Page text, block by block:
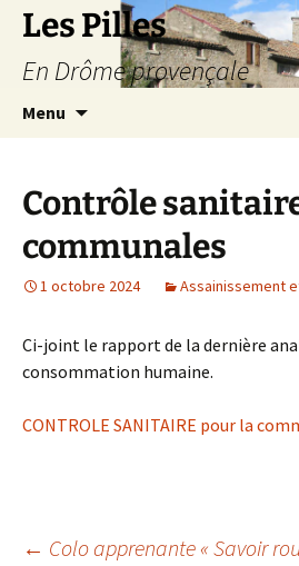
Les Pilles
En Drôme provençale
Menu
Contrôle
communales
1 octobre 2024 Assainissement
Ci-joint le rapport de la dernière
consommation humaine.
CONTROLE SANITAIRE pour la
← Colo apprenante « Savoir